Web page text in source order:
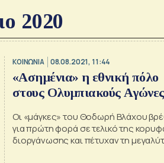
2020
ΚΟΙΝΩΝΙΑ 08.08.2021, 11:44
«Ασημένια» η εθνική πόλο
στους Ολυμπιακούς Αγώνες
Οι «μάγκες» του Θοδωρή Βλάχου
για πρώτη φορά σε τελικό της
διοργάνωσης και πέτυχαν τη